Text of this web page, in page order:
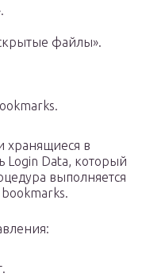
файлы».
хранящиеся в
Login Data, который
выполняется